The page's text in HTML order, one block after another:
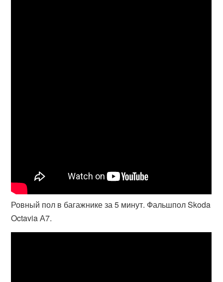
Ровный пол в багажнике за 5 минут. Фальшпол Skoda
Octavia А7.